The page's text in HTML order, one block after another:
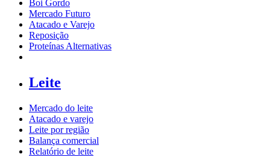
Boi Gordo
Mercado Futuro
Atacado e Varejo
Reposição
Proteínas Alternativas
Leite
Mercado do leite
Atacado e varejo
Leite por região
Balança comercial
Relatório de leite